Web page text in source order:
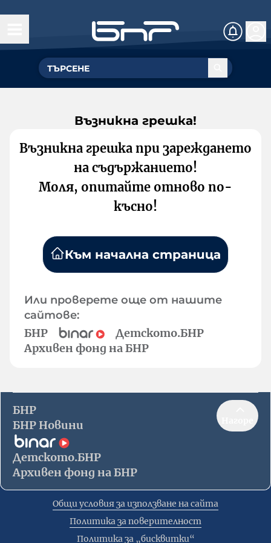
Възникна грешка!
Възникна грешка при зареждането
на съдържанието!
Моля, опитайте отново по-
късно!
Към начална страница
Или проверете още от нашите
сайтове:
БНР
Детското.БНР
Архивен фонд на БНР
БНР
БНР Новини
Детското.БНР
Архивен фонд на БНР
Общи условия за използване на сайта
Политика за поверителност
Политика за „бисквитки“